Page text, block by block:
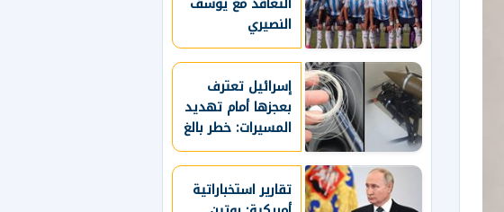
النصيري
إسرائيل تعترف
بعجزها أمام تهديد
المسيرات: خطر بالغ
ولا نملك له حلا
كاملا
تقارير استخباراتية